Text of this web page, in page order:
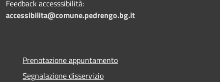
Feedback accesssibilità:
accessibilita@comune.pedrengo.bg.it
Prenotazione appuntamento
Segnalazione disservizio